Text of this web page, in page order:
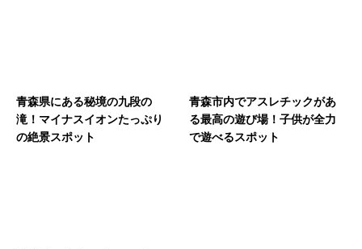
青森県にある秘境の九段の
滝！マイナスイオンたっぷり
の絶景スポット
青森市内でアスレチックがあ
る最高の遊び場！子供が全力
で遊べるスポット